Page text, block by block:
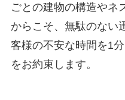
ごとの建物の構造やネ
からこそ、無駄のない
客様の不安な時間を1
をお約束します。